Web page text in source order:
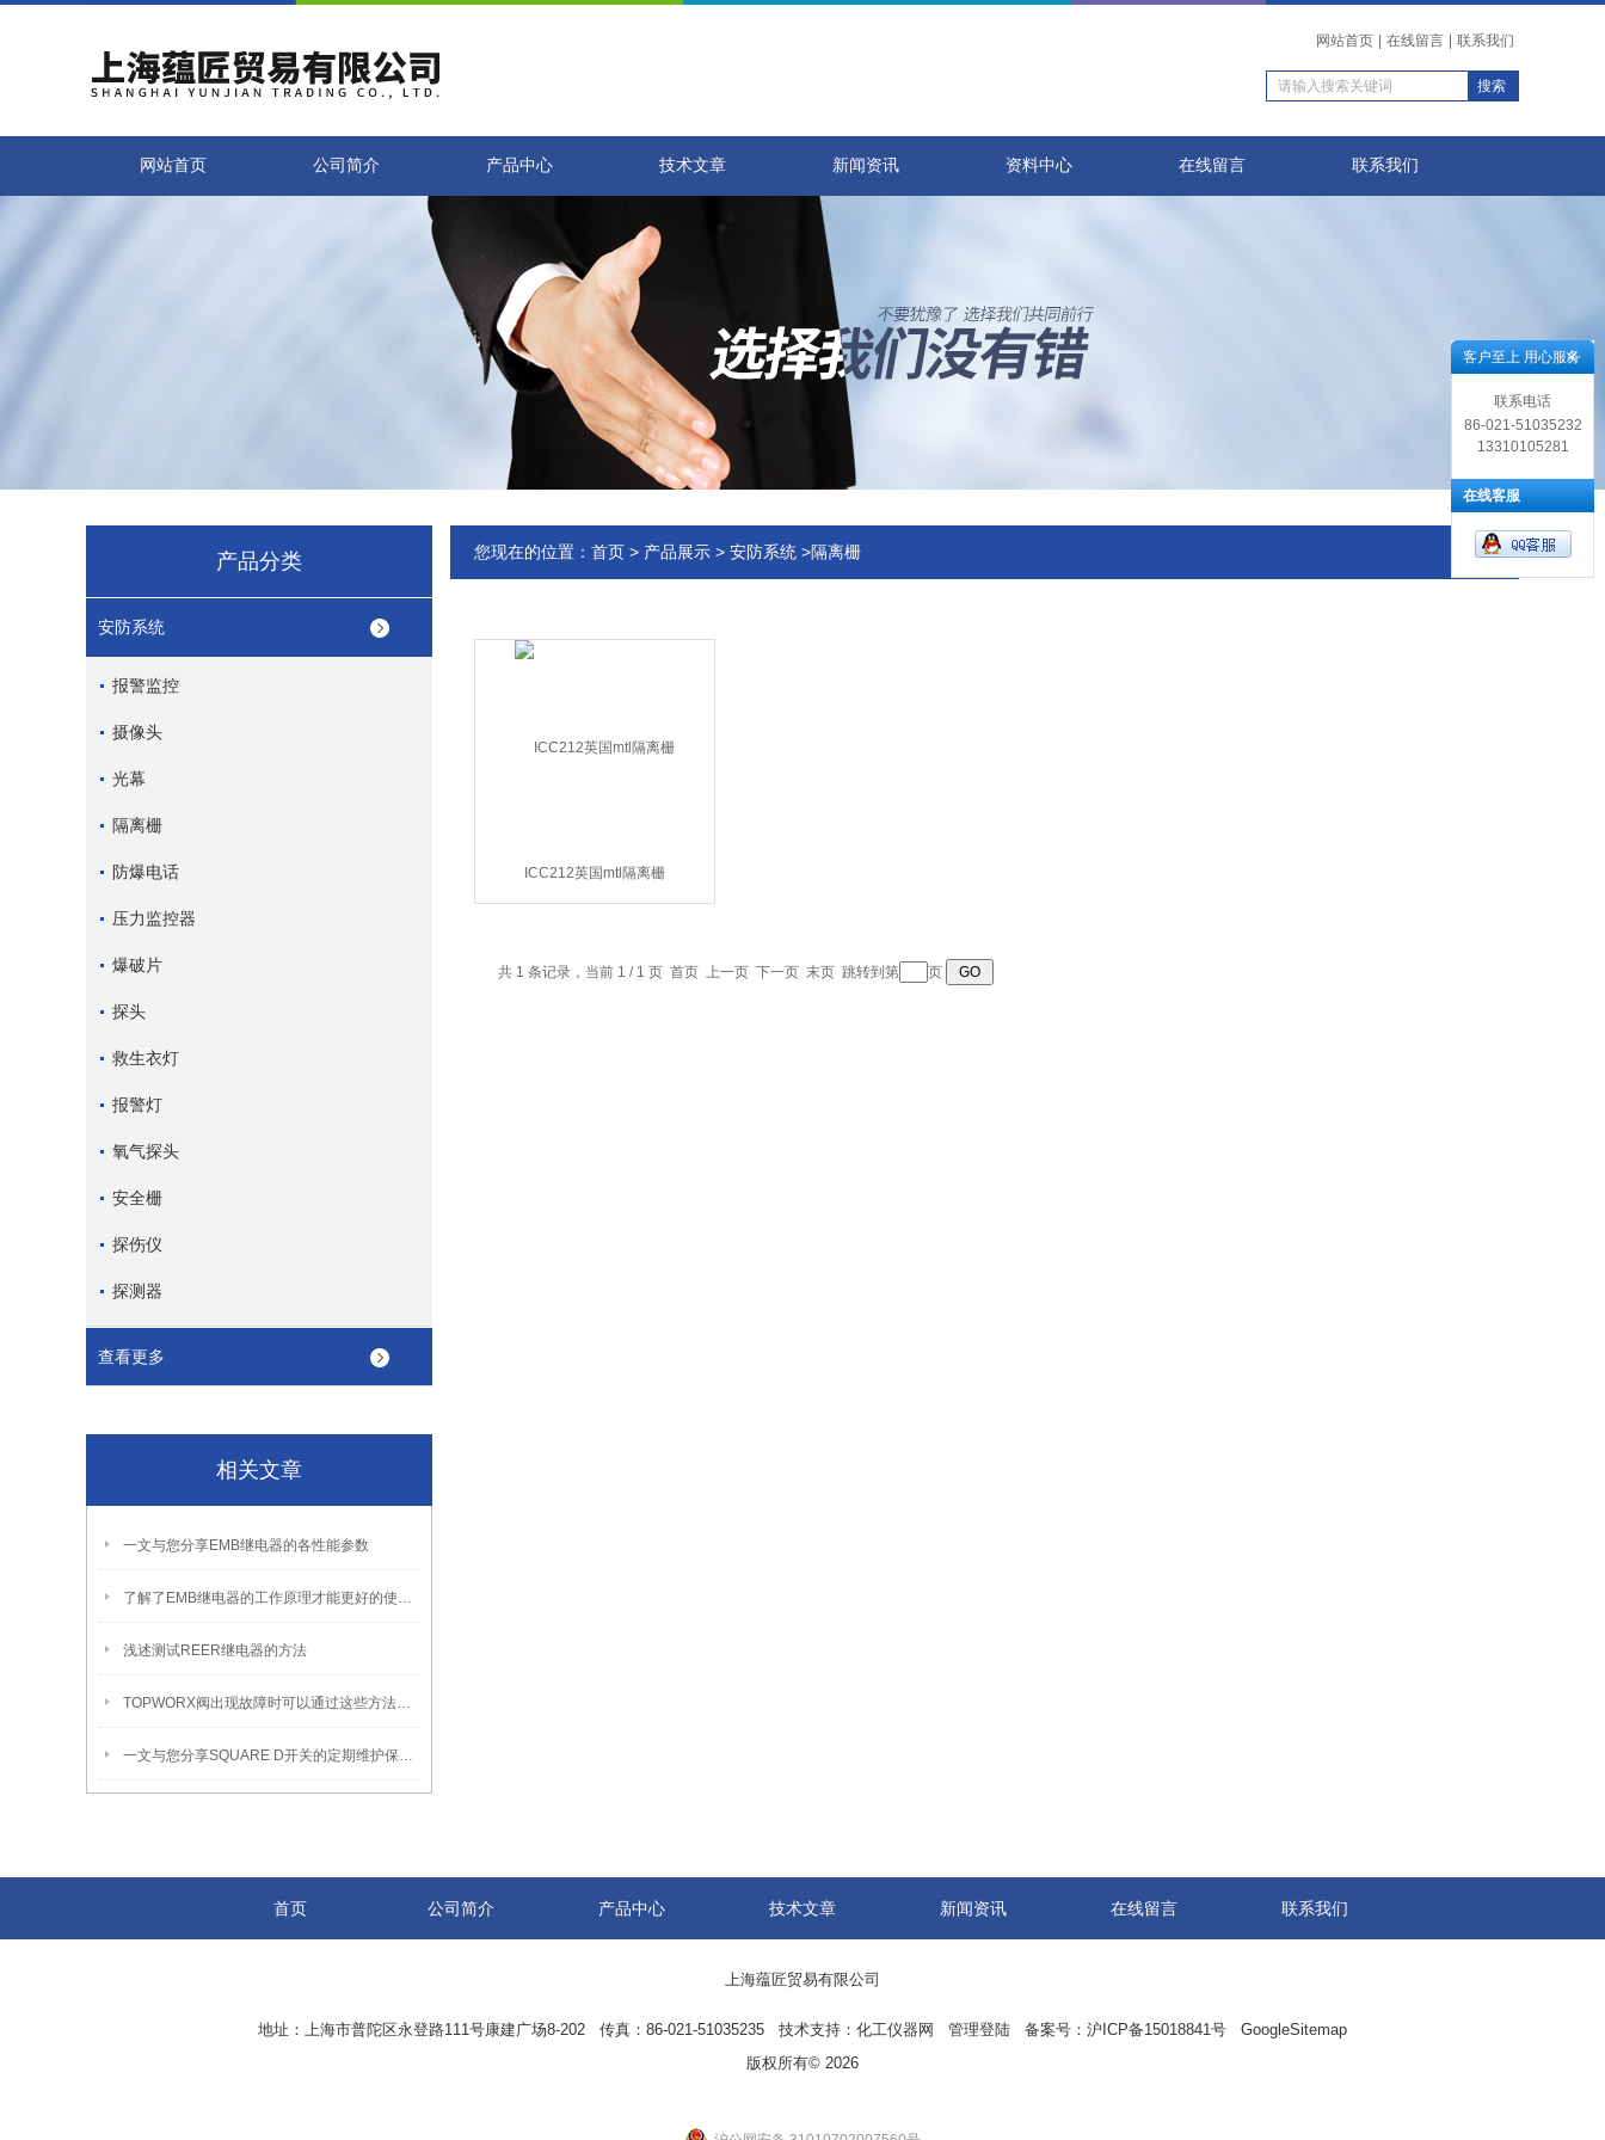
网站首页 在线留言 联系我们
网站首页 公司简介 产品中心 技术文章 新闻资讯 资料中心 在线留言 联系我们
产品分类
安防系统
报警监控
摄像头
光幕
隔离栅
防爆电话
压力监控器
爆破片
探头
救生衣灯
报警灯
氧气探头
安全栅
探伤仪
探测器
查看更多
相关文章
一文与您分享EMB继电器的各性能参数
了解了EMB继电器的工作原理才能更好的使用它
浅述测试REER继电器的方法
TOPWORX阀出现故障时可以通过这些方法解决
一文与您分享SQUARE D开关的定期维护保养方法
您现在的位置： 首页 > 产品展示 > 安防系统 >隔离栅
ICC212英国mtl隔离栅
共 1 条记录，当前 1 / 1 页 首页 上一页 下一页 末页 跳转到第 页
首页 公司简介 产品中心 技术文章 新闻资讯 在线留言 联系我们
上海蕴匠贸易有限公司
地址：上海市普陀区永登路111号康建广场8-202 传真：86-021-51035235 技术支持： 化工仪器网 管理登陆 备案号： 沪ICP备15018841号
GoogleSitemap
版权所有© 2026
客户至上 用心服务
联系电话
86-021-51035232
13310105281
在线客服